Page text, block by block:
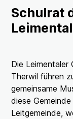
Schulrat
Leimental
Die Leimentaler
Therwil führen
gemeinsame
diese
Leitgemeinde,